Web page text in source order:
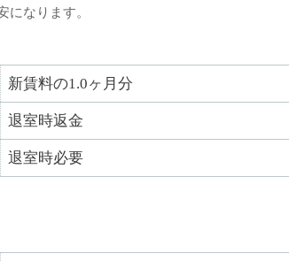
なります。
新賃料の1.0ヶ月分
退室時返金
退室時必要